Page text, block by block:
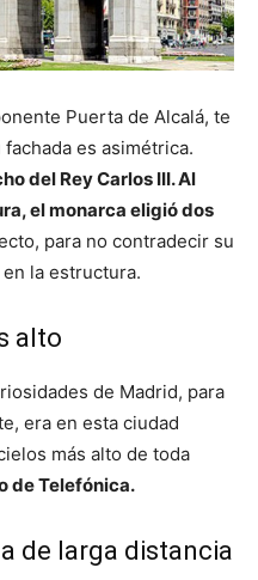
Puerta de Alcalá, te
es asimétrica.
del Rey Carlos III. Al
el monarca eligió dos
para no contradecir su
la estructura.
alto
de Madrid, para
era en esta ciudad
más alto de toda
de Telefónica.
de larga distancia